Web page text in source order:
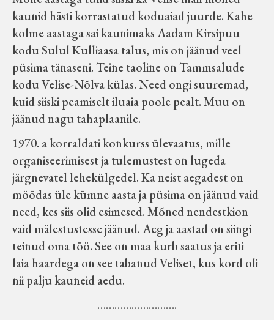
kaunid hästi korrastatud koduaiad juurde. Kahe
kolme aastaga sai kaunimaks Aadam Kirsipuu
kodu Sulul Kulliaasa talus, mis on jäänud veel
püsima tänaseni. Teine taoline on Tammsalude
kodu Velise-Nõlva külas. Need ongi suuremad,
kuid siiski peamiselt iluaia poole pealt. Muu on
jäänud nagu tahaplaanile.
1970. a korraldati konkurss ülevaatus, mille
organiseerimisest ja tulemustest on lugeda
järgnevatel lehekülgedel. Ka neist aegadest on
möödas üle kümne aasta ja püsima on jäänud vaid
need, kes siis olid esimesed. Mõned nendestkion
vaid mälestustesse jäänud. Aeg ja aastad on siingi
teinud oma töö. See on maa kurb saatus ja eriti
laia haardega on see tabanud Veliset, kus kord oli
nii palju kauneid aedu.
……………………….